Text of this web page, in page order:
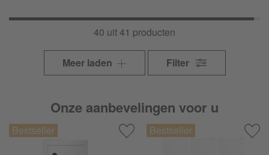
40 uit 41 producten
Meer laden Filter
Onze aanbevelingen voor u